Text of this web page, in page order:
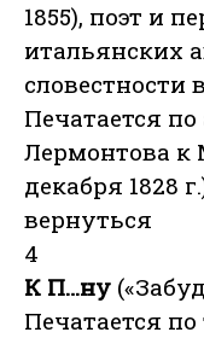
1855), поэт и
итальянских
словестности
Печатается
Лермонтова к
декабря 1828
вернуться
4
К П…ну
Печатается